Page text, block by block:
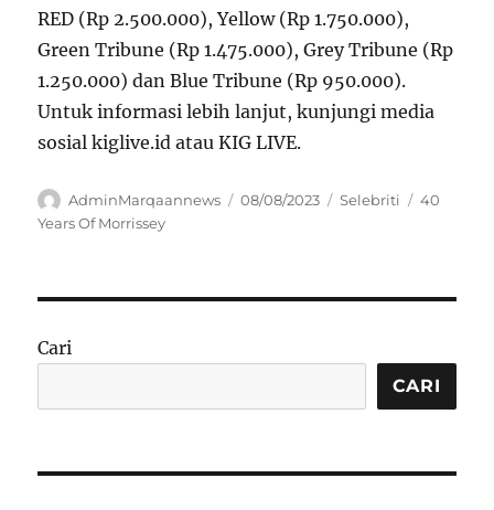
RED (Rp 2.500.000), Yellow (Rp 1.750.000),
Green Tribune (Rp 1.475.000), Grey Tribune (Rp
1.250.000) dan Blue Tribune (Rp 950.000).
Untuk informasi lebih lanjut, kunjungi media
sosial kiglive.id atau KIG LIVE.
Author
AdminMarqaannews
Posted
08/08/2023 Categories
Selebriti Tags
40
Years Of Morrissey
Cari
CARI